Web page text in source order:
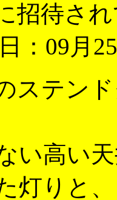
招待さ
09月25
ステン
い高い
灯りと、